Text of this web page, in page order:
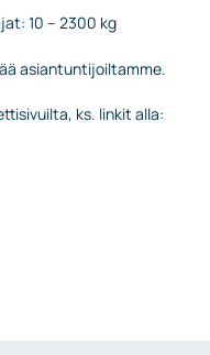
10 – 2300 kg
asiantuntijoiltamme.
ks. linkit alla: